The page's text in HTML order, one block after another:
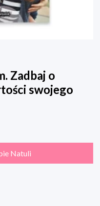
Zadbaj o
swojego
Natuli